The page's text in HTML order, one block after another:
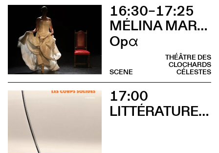
16:30–17:25
MÉLINA MARTIN
Opα
THÉÂTRE DES
CLOCHARDS
CÉLESTES
SCENE
17:00
LITTÉRATURES SUISSES